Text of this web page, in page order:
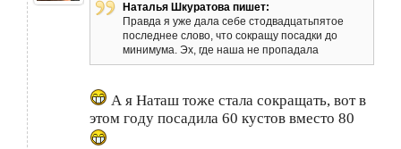
Наталья Шкуратова пишет:
Правда я уже дала себе стодвадцатьпятое
последнее слово, что сокращу посадки до
минимума. Эх, где наша не пропадала
А я Наташ тоже стала сокращать, вот в
этом году посадила 60 кустов вместо 80